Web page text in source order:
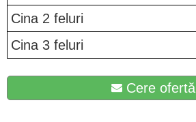
Cina 2 feluri
Cina 3 feluri
Cere ofertă